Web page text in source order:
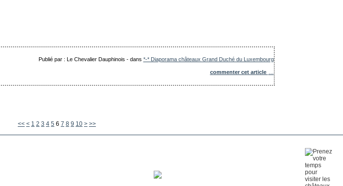
Publié par : Le Chevalier Dauphinois -dans *-* Diaporama châteaux Grand Duché du Luxembourg
commenter cet article
<< < 1 2 3 4 5 6 7 8 9 10 > >>